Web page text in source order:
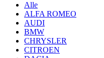
Alle
ALFA ROMEO
AUDI
BMW
CHRYSLER
CITROEN